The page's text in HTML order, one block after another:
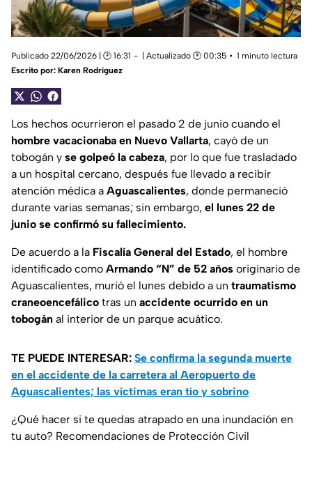
Publicado 22/06/2026 | 🕑 16:31 | Actualizado 🕑 00:35
1 minuto lectura
Escrito por: Karen Rodríguez
Los hechos ocurrieron el pasado 2 de junio cuando el
hombre vacacionaba en Nuevo Vallarta, cayó de un
tobogán y se golpeó la cabeza, por lo que fue trasladado
a un hospital cercano, después fue llevado a recibir
atención médica a Aguascalientes, donde permaneció
durante varias semanas; sin embargo, el lunes 22 de
junio se confirmó su fallecimiento.
De acuerdo a la Fiscalía General del Estado, el hombre
identificado como Armando “N” de 52 años originario de
Aguascalientes, murió el lunes debido a un traumatismo
craneoencefálico tras un accidente ocurrido en un
tobogán al interior de un parque acuático.
TE PUEDE INTERESAR: Se confirma la segunda muerte
en el accidente de la carretera al Aeropuerto de
Aguascalientes; las víctimas eran tío y sobrino
¿Qué hacer si te quedas atrapado en una inundación en
tu auto? Recomendaciones de Protección Civil